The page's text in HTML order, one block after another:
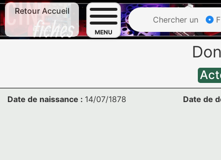
Retour Accueil
MENU
Chercher un
Date de naissance : 14/07/1878 Date de